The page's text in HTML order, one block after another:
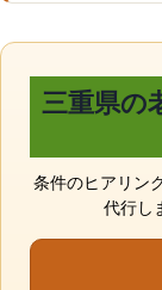
三重県の
条件のヒアリン
代行し